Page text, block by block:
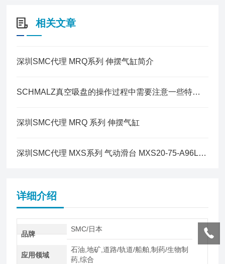
相关文章
深圳SMC代理 MRQ系列 伸摆气缸简介
SCHMALZ真空吸盘的操作过程中需要注意一些特殊事项
深圳SMC代理 MRQ 系列 伸摆气缸
深圳SMC代理 MXS系列 气动滑台 MXS20-75-A96L简介
详细介绍
品牌
SMC/日本
应用领域
石油,地矿,道路/轨道/船舶,制药/生物制
药,综合